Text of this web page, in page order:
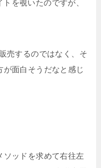
トを覗いたのですが、
売するのではなく、そ
面白そうだなと感じ
ソッドを求めて右往左